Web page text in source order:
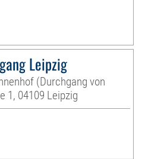
Leipzig
(Durchgang von
1, 04109 Leipzig